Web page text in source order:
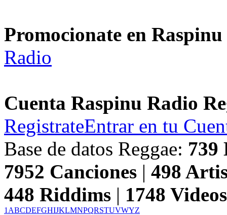
Promocionate en
Radio
Cuenta Raspinu Radio
RegistrateEntrar en tu
Base de datos Reggae: 739
7952 Canciones | 498
448 Riddims | 1748
1 ABCDEFGHIJKLMNPQRSTUVWYZ